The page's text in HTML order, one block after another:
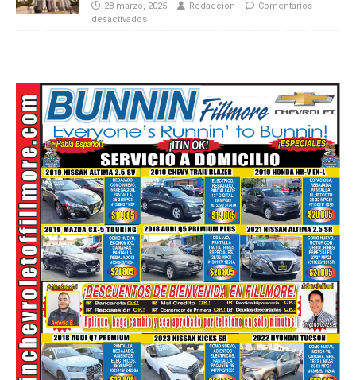
28 marzo, 2025 Redaccion
Comentarios
desactivados